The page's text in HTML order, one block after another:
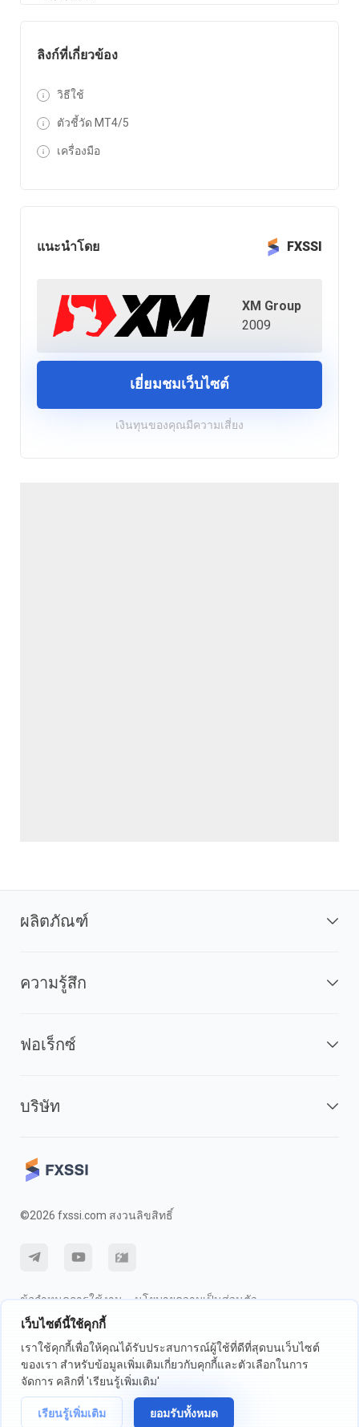
เว็บไซต์นี้ใช้คุกกี้
เราใช้คุกกี้เพื่อให้คุณได้รับประสบการณ์ผู้ใช้ที่ดีที่สุดบนเว็บไซต์
ของเรา สำหรับข้อมูลเพิ่มเติมเกี่ยวกับคุกกี้และตัวเลือกในการ
จัดการ คลิกที่ 'เรียนรู้เพิ่มเติม'
เรียนรู้เพิ่มเติม ยอมรับทั้งหมด
ลิงก์ที่เกี่ยวข้อง
วิธีใช้
ตัวชี้วัด MT4/5
เครื่องมือ
แนะนำโดย FXSSI
XM Group
2009
เยี่ยมชมเว็บไซต์
เงินทุนของคุณมีความเสี่ยง
ผลิตภัณฑ์
ความรู้สึก
ฟอเร็กซ์
บริษัท
©2026 fxssi.com สงวนลิขสิทธิ์
ข้อกำหนดการใช้งาน
นโยบายความเป็นส่วนตัว
การเปิดเผยความเสี่ยง
เว็บไซต์ดำเนินการโดย FXSSI LTD หมายเลขทะเบียน: 13534801 (อังกฤษ) |
เราขอแนะนำให้คุณขอคำแนะนำทางการเงินที่เป็นอิสระและให้แน่ใจว่าคุณ